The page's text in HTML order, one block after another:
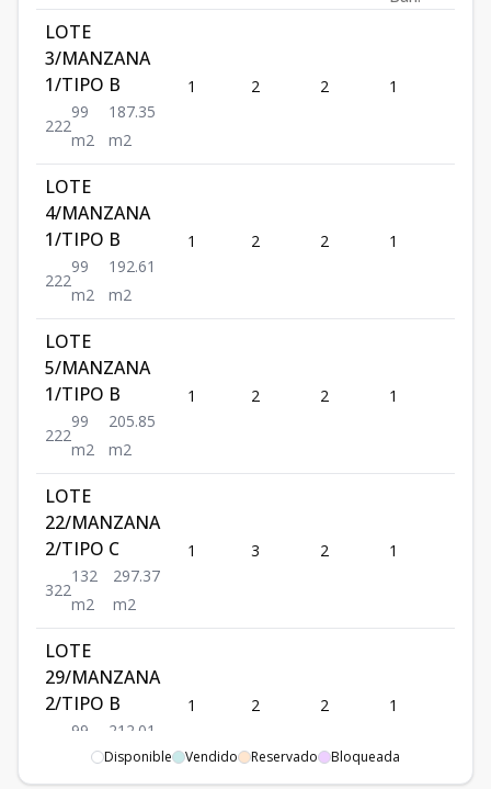
LOTE
3/MANZANA
1/TIPO B
222
99
m2
187.35
m2
1 2 2 1
LOTE
4/MANZANA
1/TIPO B
222
99
m2
192.61
m2
1 2 2 1
LOTE
5/MANZANA
1/TIPO B
222
99
m2
205.85
m2
1 2 2 1
LOTE
22/MANZANA
2/TIPO C
322
132
m2
297.37
m2
1 3 2 1
LOTE
29/MANZANA
2/TIPO B
99
m2
212.01
m2
1 2 2 1
Disponible Vendido Reservado Bloqueada